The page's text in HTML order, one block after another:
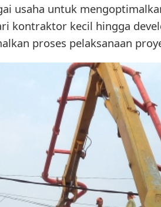
usaha untuk
kontraktor kecil hingga
proses pelaksanaan